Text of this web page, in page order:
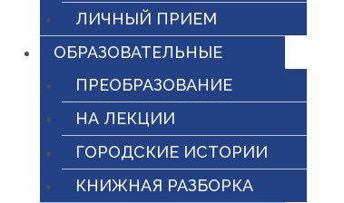
ЛИЧНЫЙ ПРИЕМ
ОБРАЗОВАТЕЛЬНЫЕ
ПРЕОБРАЗОВАНИЕ
НА ЛЕКЦИИ
ГОРОДСКИЕ ИСТОРИИ
КНИЖНАЯ РАЗБОРКА